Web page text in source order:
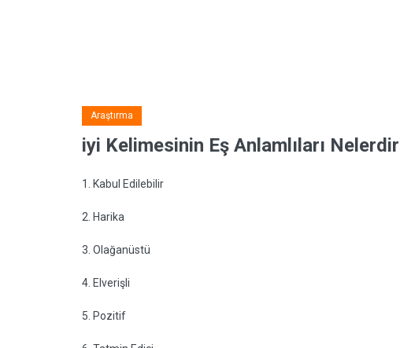
Araştırma
iyi Kelimesinin Eş Anlamlıları
1. Kabul Edilebilir
2. Harika
3. Olağanüstü
4. Elverişli
5. Pozitif